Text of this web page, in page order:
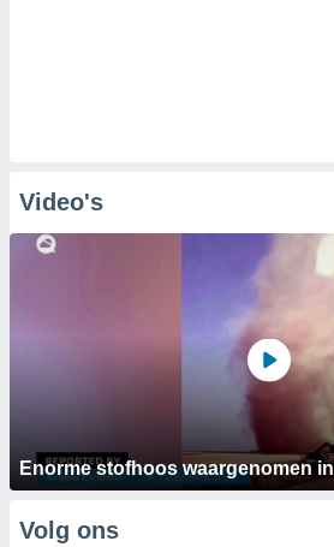
Video's
Enorme stofhoos waargenomen
Volg ons